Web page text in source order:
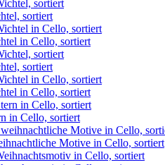
sortiert
in Cello, sortiert
sortiert
in Cello, sortiert
in Cello, sortiert
Motive in Cello, sortiert